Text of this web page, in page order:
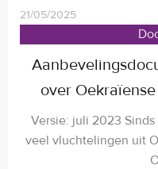
21/05/2025
over
Versie: juli 2023
veel vluchtelingen uit